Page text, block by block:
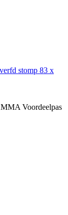
stomp 83 x
Voordeelpas